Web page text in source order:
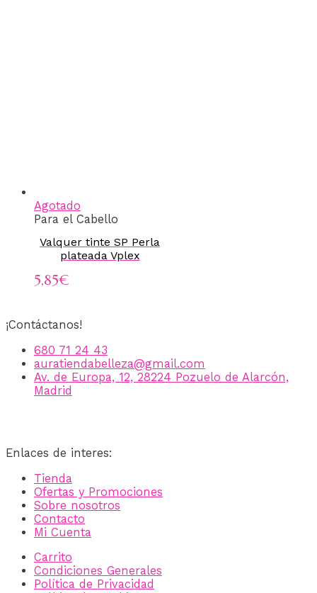
Agotado
Para el Cabello
Valquer tinte SP Perla
plateada Vplex
5,85€
¡Contáctanos!
680 71 24 43
auratiendabelleza@gmail.com
Av. de Europa, 12, 28224 Pozuelo de Alarcón,
Madrid
Enlaces de interes:
Tienda
Ofertas y Promociones
Sobre nosotros
Contacto
Mi Cuenta
Carrito
Condiciones Generales
Política de Privacidad